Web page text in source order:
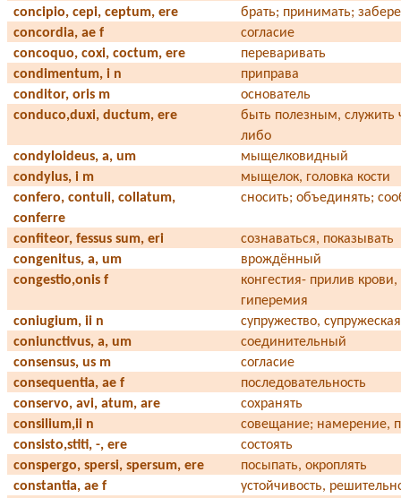
concipio, cepi, ceptum, ere
брать; принимать;
concordia, ae f
согласие
concoquo, coxi, coctum, ere
переваривать
condimentum, i n
приправа
conditor, oris m
основатель
conduco,duxi, ductum, ere
быть полезным, служить
либо
condyloideus, a, um
мыщелковидный
condylus, i m
мыщелок, головка кости
confero, contuli, collatum,
conferre
сносить; объединять;
confiteor, fessus sum, eri
сознаваться, показывать
congenitus, a, um
врождённый
congestio,onis f
конгестия- прилив крови,
гиперемия
coniugium, ii n
супружество,
coniunctivus, а, um
соединительный
consensus, us m
согласие
consequentia, ae f
последовательность
conservo, avi, atum, are
сохранять
consilium,ii n
совещание; намерение,
consisto,stiti, -, ere
состоять
conspergo, spersi, spersum, ere
посыпать, окроплять
constantia, ae f
устойчивость,